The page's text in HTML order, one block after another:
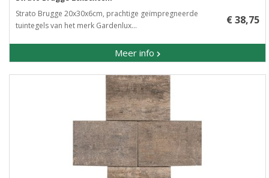
Strato Brugge 20x30x6cm, prachtige geïmpregneerde
tuintegels van het merk Gardenlux...
Meer info
€ 38,75